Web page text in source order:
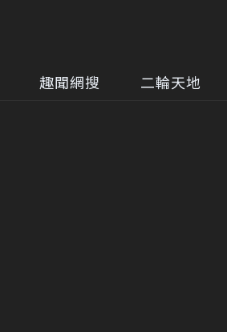
趣聞網搜 二輪天地